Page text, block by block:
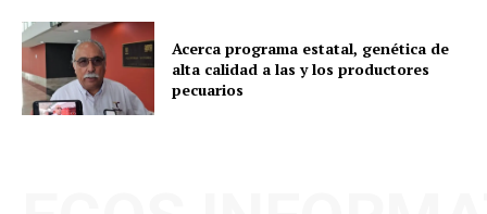
Acerca programa estatal, genética de
alta calidad a las y los productores
pecuarios